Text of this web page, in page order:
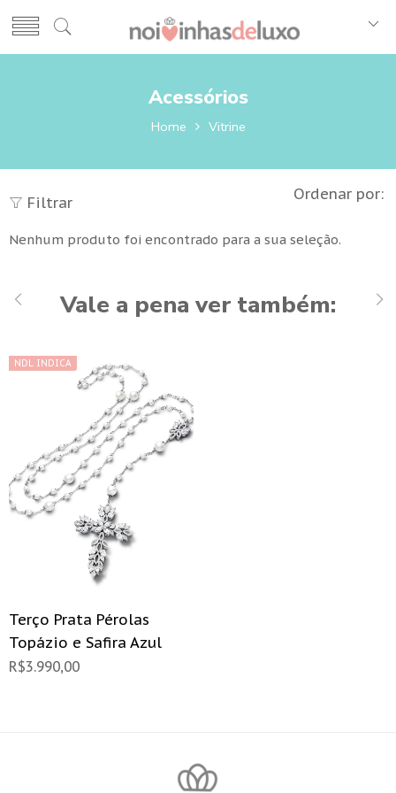
Acessórios
Home Vitrine
Filtrar Ordenar por:
Nenhum produto foi encontrado para a sua seleção.
Vale a pena ver também:
NDL INDICA
Terço Prata Pérolas
Topázio e Safira Azul
R$3.990,00